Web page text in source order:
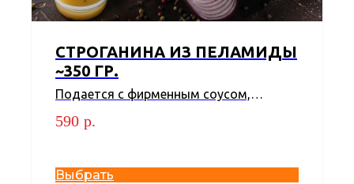
СТРОГАНИНА ИЗ ПЕЛАМИДЫ
~350 ГР.
Подается с фирменным соусом,
гриле
590 р.
Выбрать